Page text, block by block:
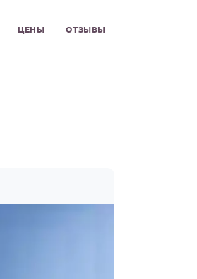
ЦЕНЫ ОТЗЫВЫ